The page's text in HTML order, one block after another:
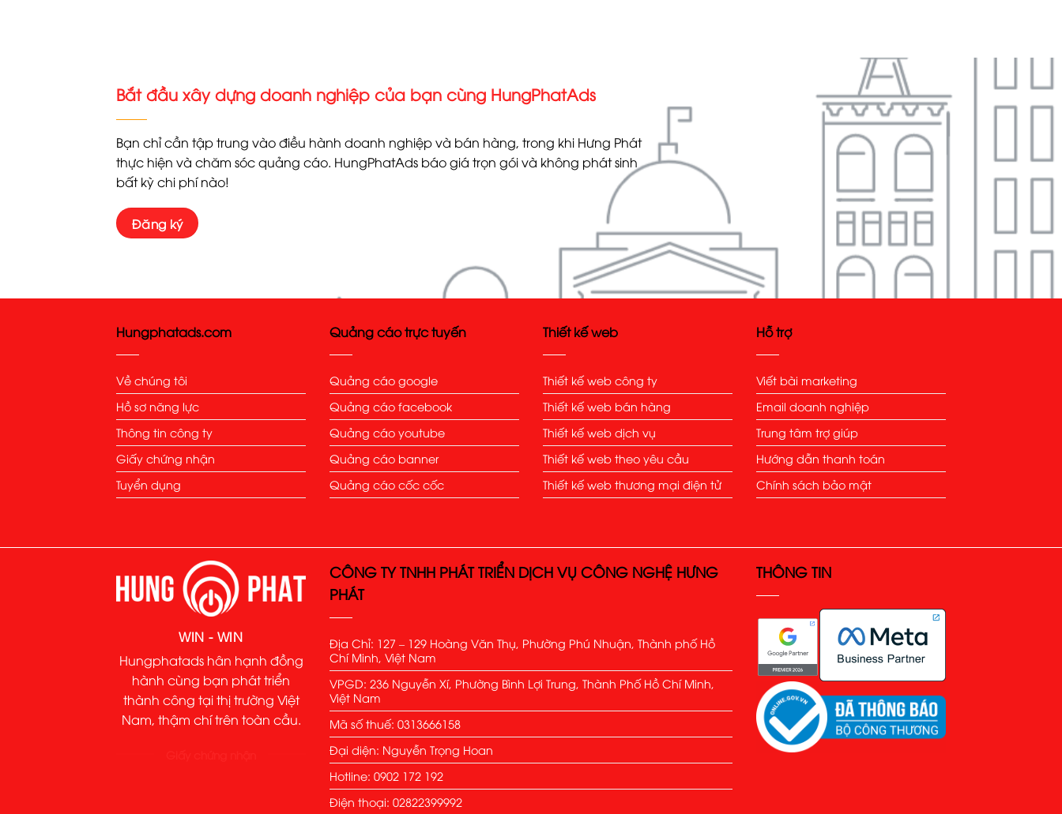
Bắt đầu xây dựng doanh nghiệp của bạn cùng HungPhatAds
Bạn chỉ cần tập trung vào điều hành doanh nghiệp và bán hàng, trong khi Hưng Phát
thực hiện và chăm sóc quảng cáo. HungPhatAds báo giá trọn gói và không phát sinh
bất kỳ chi phí nào!
Đăng ký
Hungphatads.com
Về chúng tôi
Hồ sơ năng lực
Thông tin công ty
Giấy chứng nhận
Tuyển dụng
Quảng cáo trực tuyến
Quảng cáo google
Quảng cáo facebook
Quảng cáo youtube
Quảng cáo banner
Quảng cáo cốc cốc
Thiết kế web
Thiết kế web công ty
Thiết kế web bán hàng
Thiết kế web dịch vụ
Thiết kế web theo yêu cầu
Thiết kế web thương mại điện tử
Hỗ trợ
Viết bài marketing
Email doanh nghiệp
Trung tâm trợ giúp
Hướng dẫn thanh toán
Chính sách bảo mật
WIN - WIN
Hungphatads hân hạnh đồng
hành cùng bạn phát triển
thành công tại thị trường Việt
Nam, thậm chí trên toàn cầu.
CÔNG TY TNHH PHÁT TRIỂN DỊCH VỤ CÔNG NGHỆ HƯNG
PHÁT
Địa Chỉ: 127 – 129 Hoàng Văn Thụ, Phường Phú Nhuận, Thành phố Hồ
Chí Minh, Việt Nam
VPGD: 236 Nguyễn Xí, Phường Bình Lợi Trung, Thành Phố Hồ Chí Minh,
Việt Nam
Mã số thuế: 0313666158
Đại diện: Nguyễn Trọng Hoan
Hotline: 0902 172 192
Điện thoại: 02822399992
THÔNG TIN